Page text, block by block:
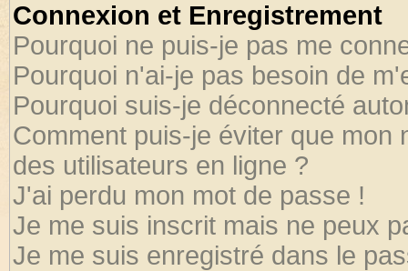
Connexion et Enregistrement
Pourquoi ne puis-je pas me
Pourquoi n'ai-je pas besoin de
Pourquoi suis-je déconnecté
Comment puis-je éviter que mon
des utilisateurs en ligne ?
J'ai perdu mon mot de passe !
Je me suis inscrit mais ne peux
Je me suis enregistré dans le